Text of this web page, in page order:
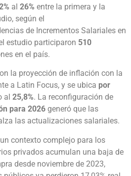
al 26% entre la primera y la
según el
de Incrementos Salariales en
estudio participaron 510
en el país.
la proyección de inflación con la
a Latin Focus, y se ubica por
al 25,8%. La reconfiguración de
para 2026 generó que las
las actualizaciones salariales.
contexto complejo para los
privados acumulan una baja de
desde noviembre de 2023,